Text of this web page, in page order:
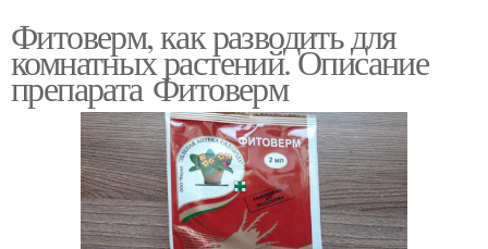
Фитоверм, как разводить для
комнатных растений. Описание
препарата Фитоверм